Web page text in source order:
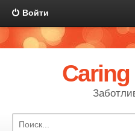
Войти